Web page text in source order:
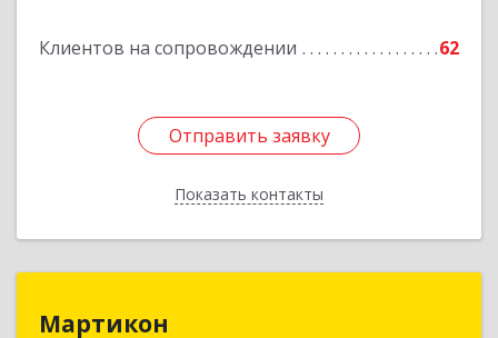
Клиентов на сопровождении 62
Отправить заявку
Показать контакты
Отправить заявку
Назад
Мартикон